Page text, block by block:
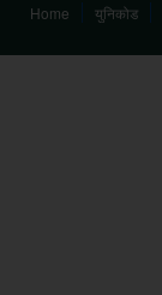
Home युनिकोड